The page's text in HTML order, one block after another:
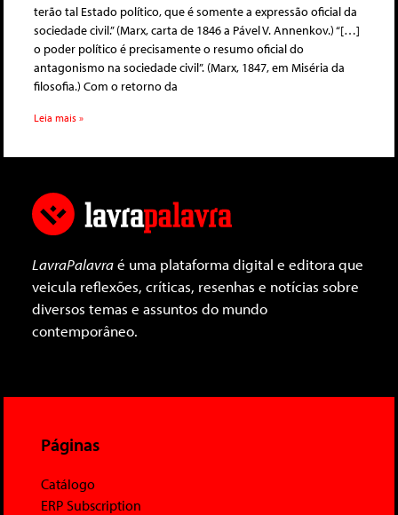
terão tal Estado político, que é somente a expressão oficial da
sociedade civil.” (Marx, carta de 1846 a Pável V. Annenkov.) “[…]
o poder político é precisamente o resumo oficial do
antagonismo na sociedade civil”. (Marx, 1847, em Miséria da
filosofia.) Com o retorno da
Leia mais »
LavraPalavraé uma plataforma digital e editora que
veicula reflexões, críticas, resenhas e notícias sobre
diversos temas e assuntos do mundo
contemporâneo.
Páginas
Catálogo
ERP Subscription